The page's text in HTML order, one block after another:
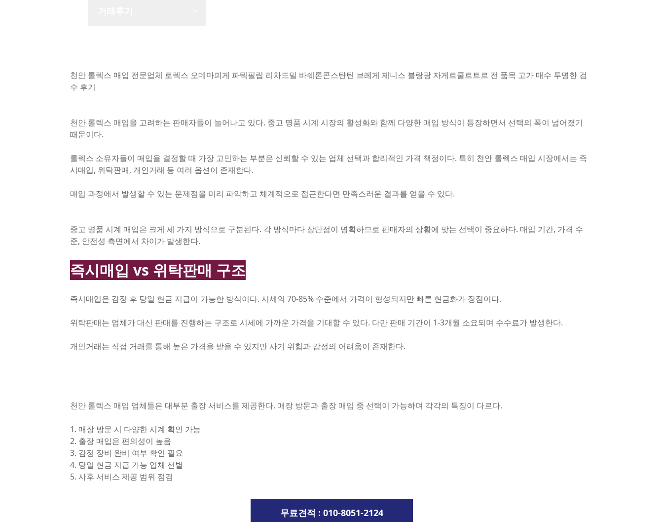
천안 롤렉스 매입 전문업체 로렉스 오데마피게 파텍필립 리차드밀 바쉐론콘스탄틴 브레게 제니스 블랑팡 자게르쿨르트르 전 품목 고가 매수 투명한 검
수 후기
천안 롤렉스 매입을 고려하는 판매자들이 늘어나고 있다. 중고 명품 시계 시장의 활성화와 함께 다양한 매입 방식이 등장하면서 선택의 폭이 넓어졌기
때문이다.
롤렉스 소유자들이 매입을 결정할 때 가장 고민하는 부분은 신뢰할 수 있는 업체 선택과 합리적인 가격 책정이다. 특히 천안 롤렉스 매입 시장에서는 즉
시매입, 위탁판매, 개인거래 등 여러 옵션이 존재한다.
매입 과정에서 발생할 수 있는 문제점을 미리 파악하고 체계적으로 접근한다면 만족스러운 결과를 얻을 수 있다.
중고 명품 시계 매입은 크게 세 가지 방식으로 구분된다. 각 방식마다 장단점이 명확하므로 판매자의 상황에 맞는 선택이 중요하다. 매입 기간, 가격 수
준, 안전성 측면에서 차이가 발생한다.
즉시매입 vs 위탁판매 구조
즉시매입은 감정 후 당일 현금 지급이 가능한 방식이다. 시세의 70-85% 수준에서 가격이 형성되지만 빠른 현금화가 장점이다.
위탁판매는 업체가 대신 판매를 진행하는 구조로 시세에 가까운 가격을 기대할 수 있다. 다만 판매 기간이 1-3개월 소요되며 수수료가 발생한다.
개인거래는 직접 거래를 통해 높은 가격을 받을 수 있지만 사기 위험과 감정의 어려움이 존재한다.
천안 롤렉스 매입 업체들은 대부분 출장 서비스를 제공한다. 매장 방문과 출장 매입 중 선택이 가능하며 각각의 특징이 다르다.
1. 매장 방문 시 다양한 시계 확인 가능
2. 출장 매입은 편의성이 높음
3. 감정 장비 완비 여부 확인 필요
4. 당일 현금 지급 가능 업체 선별
5. 사후 서비스 제공 범위 점검
무료견적 : 010-8051-2124